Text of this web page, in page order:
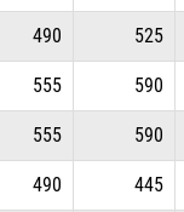
490 525
555 590
555 590
490 445